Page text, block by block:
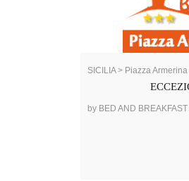
SICILIA > Piazza Armerina
by BED AND